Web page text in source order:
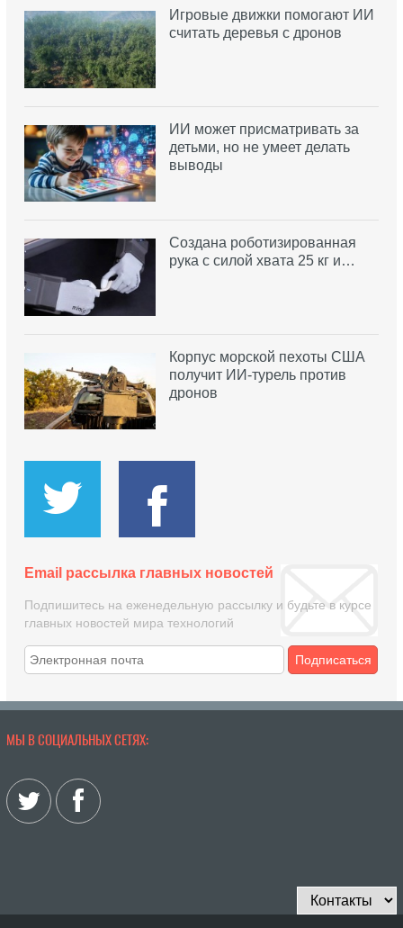
Игровые движки помогают ИИ
считать деревья с дронов
ИИ может присматривать за
детьми, но не умеет делать
выводы
Создана роботизированная
рука с силой хвата 25 кг и…
Корпус морской пехоты США
получит ИИ-турель против
дронов
Email рассылка главных новостей
Подпишитесь на еженедельную рассылку и будьте в курсе
главных новостей мира технологий
Подписаться
МЫ В СОЦИАЛЬНЫХ СЕТЯХ: